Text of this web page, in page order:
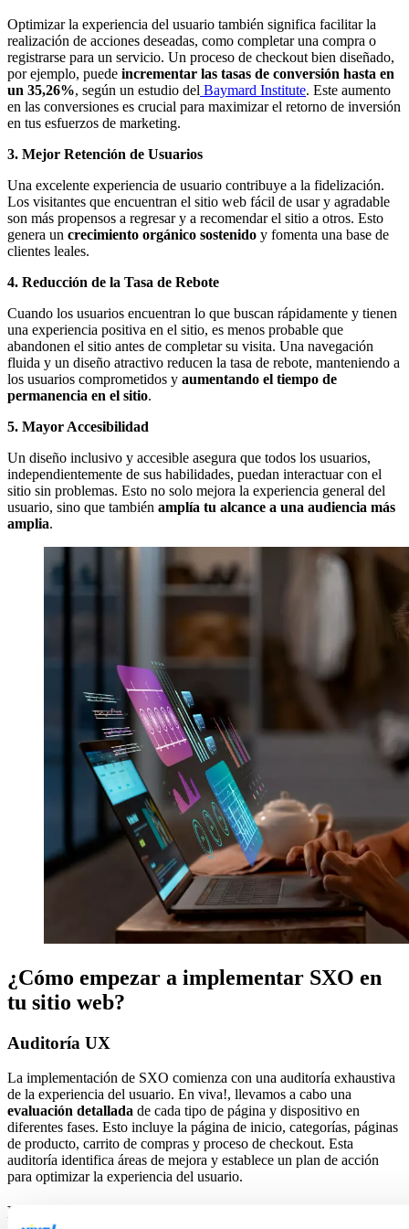
Optimizar la experiencia del usuario también significa facilitar la
realización de acciones deseadas, como completar una compra o
registrarse para un servicio. Un proceso de checkout bien diseñado,
por ejemplo, puede incrementar las tasas de conversión hasta en
un 35,26%, según un estudio del Baymard Institute. Este aumento
en las conversiones es crucial para maximizar el retorno de inversión
en tus esfuerzos de marketing.
3. Mejor Retención de Usuarios
Una excelente experiencia de usuario contribuye a la fidelización.
Los visitantes que encuentran el sitio web fácil de usar y agradable
son más propensos a regresar y a recomendar el sitio a otros. Esto
genera un crecimiento orgánico sostenido y fomenta una base de
clientes leales.
4. Reducción de la Tasa de Rebote
Cuando los usuarios encuentran lo que buscan rápidamente y tienen
una experiencia positiva en el sitio, es menos probable que
abandonen el sitio antes de completar su visita. Una navegación
fluida y un diseño atractivo reducen la tasa de rebote, manteniendo a
los usuarios comprometidos y aumentando el tiempo de
permanencia en el sitio.
5. Mayor Accesibilidad
Un diseño inclusivo y accesible asegura que todos los usuarios,
independientemente de sus habilidades, puedan interactuar con el
sitio sin problemas. Esto no solo mejora la experiencia general del
usuario, sino que también amplía tu alcance a una audiencia más
amplia.
¿Cómo empezar a implementar SXO en
tu sitio web?
Auditoría UX
La implementación de SXO comienza con una auditoría exhaustiva
de la experiencia del usuario. En viva!, llevamos a cabo una
evaluación detallada de cada tipo de página y dispositivo en
diferentes fases. Esto incluye la página de inicio, categorías, páginas
de producto, carrito de compras y proceso de checkout. Esta
auditoría identifica áreas de mejora y establece un plan de acción
para optimizar la experiencia del usuario.
Rendimiento de Core Web Vitals